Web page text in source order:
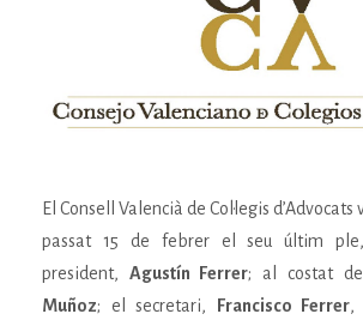
El Consell Valencià de Col·legis
passat 15 de febrer el seu últim ple,
president, Agustín Ferrer; al costat
Muñoz; el secretari, Francisco Ferrer,